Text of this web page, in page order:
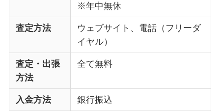
※年中無休
査定方法
ウェブサイト、電話（フリーダ
イヤル）
査定・出張
方法
全て無料
入金方法 銀行振込